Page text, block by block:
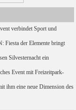
verbindet Sport und
Fiesta der Elemente bringt
Silvesternacht ein
Event mit Freizeitpark-
ihm eine neue Dimension des